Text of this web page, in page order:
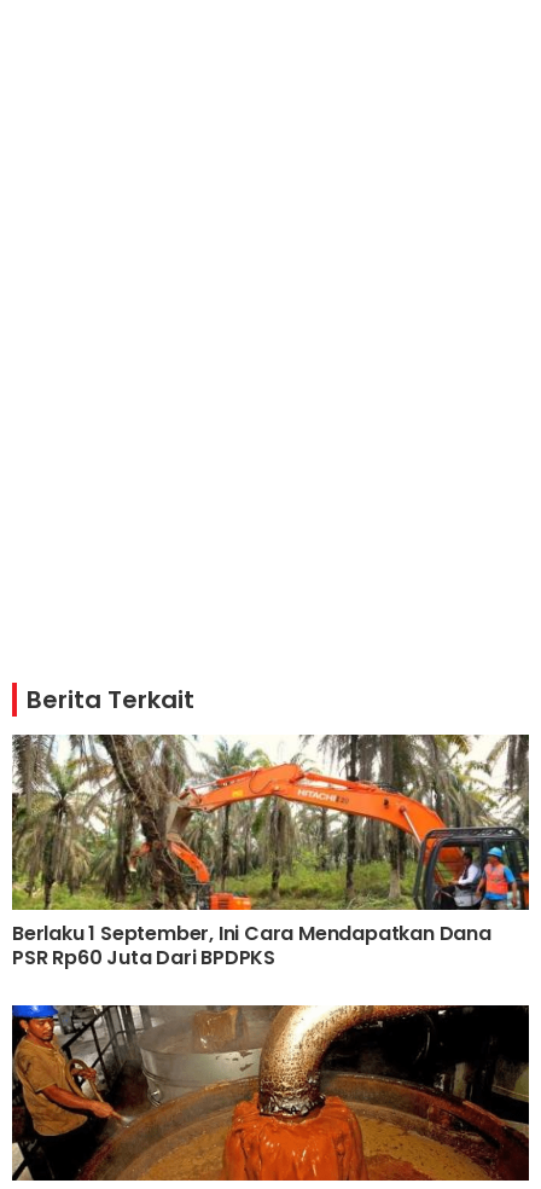
Berita Terkait
Berlaku 1 September, Ini Cara Mendapatkan Dana
PSR Rp60 Juta Dari BPDPKS